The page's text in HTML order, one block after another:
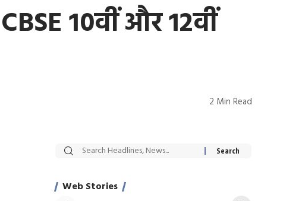
10वीं और 12वीं
2 Min Read
Web Stories
सट्टेबाजी में अरेस्ट हुए
साहिल खान
रोज एक कच्चे लहसुन